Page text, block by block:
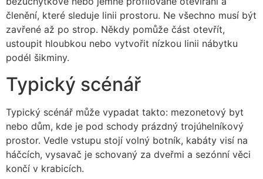
členění, které sleduje linii prostoru. Ne všechno musí být
zavřené až po strop. Někdy pomůže část otevřít,
ustoupit hloubkou nebo vytvořit nízkou linii nábytku
podél šikminy.
Typický scénář
Typický scénář může vypadat takto: mezonetový byt
nebo dům, kde je pod schody prázdný trojúhelníkový
prostor. Vedle vstupu stojí volný botník, kabáty visí na
háčcích, vysavač je schovaný za dveřmi a sezónní věci
končí v krabicích.